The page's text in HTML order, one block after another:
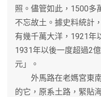
照。儘管如此，1500多
不忘故土。據史料統計
有幾千萬大洋，1921年
1931年以後一度超過2
元」。
外馬路在老媽宮東南
的它，原系土路，緊貼